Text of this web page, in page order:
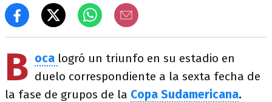
B oca logró un triunfo en su estadio en
duelo correspondiente a la sexta fecha de
la fase de grupos de la Copa Sudamericana.